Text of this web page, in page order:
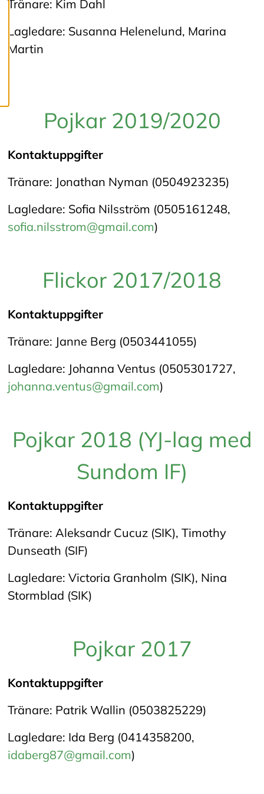
c
k
i
e
Tränare: Kim Dahl
Lagledare: Susanna Helenelund, Marina
Martin
Pojkar 2019/2020
Kontaktuppgifter
Tränare: Jonathan Nyman (0504923235)
Lagledare: Sofia Nilsström (0505161248,
sofia.nilsstrom@gmail.com)
Flickor 2017/2018
Kontaktuppgifter
Tränare: Janne Berg (0503441055)
Lagledare: Johanna Ventus (0505301727,
johanna.ventus@gmail.com)
Pojkar 2018 (YJ-lag med
Sundom IF)
Kontaktuppgifter
Tränare: Aleksandr Cucuz (SIK), Timothy
Dunseath (SIF)
Lagledare: Victoria Granholm (SIK), Nina
Stormblad (SIK)
Pojkar 2017
Kontaktuppgifter
Tränare: Patrik Wallin (0503825229)
Lagledare: Ida Berg (0414358200,
idaberg87@gmail.com)